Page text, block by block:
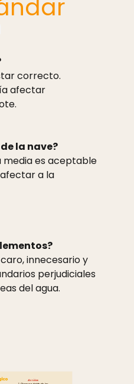
correcto.
afectar
la nave?
media es aceptable
a la
innecesario y
perjudiciales
del agua.